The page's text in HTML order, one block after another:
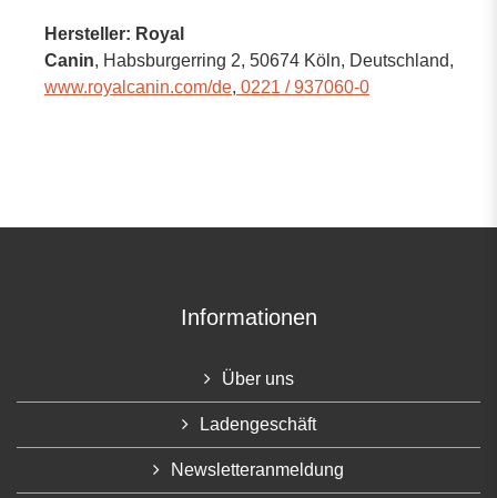
Hersteller: Royal
Canin, Habsburgerring 2, 50674 Köln, Deutschland,
www.royalcanin.com/de, 0221 / 937060-0
Informationen
Über uns
Ladengeschäft
Newsletteranmeldung